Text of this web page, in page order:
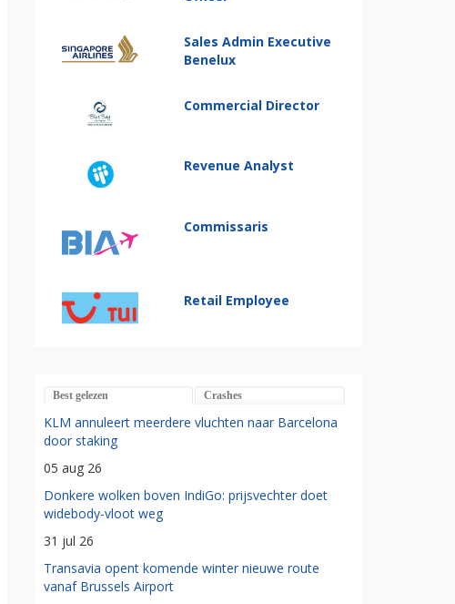
Sales Admin Executive
Benelux
Commercial Director
Revenue Analyst
Commissaris
Retail Employee
Best gelezen Crashes
KLM annuleert meerdere vluchten naar Barcelona
door staking
05 aug 26
Donkere wolken boven IndiGo: prijsvechter doet
widebody-vloot weg
31 jul 26
Transavia opent komende winter nieuwe route
vanaf Brussels Airport